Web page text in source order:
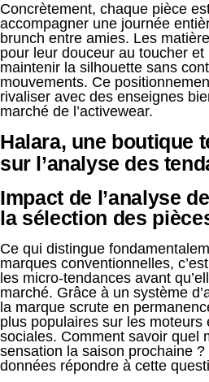
Concrètement, chaque pièce
accompagner une journée
brunch entre amies. Les
pour leur douceur au toucher
maintenir la silhouette sans
mouvements. Ce
rivaliser avec des enseignes
marché de l’activewear.
Halara, une boutique
sur l’analyse des
Impact de l’analyse
la sélection des
Ce qui distingue
marques conventionnelles,
les micro-tendances avant
marché. Grâce à un système
la marque scrute en
plus populaires sur les moteurs
sociales. Comment savoir quel
sensation la saison prochaine
données répondre à cette